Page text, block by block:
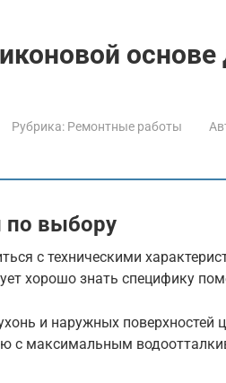
основе
Рубрика: Ремонтные работы
по выбору
с техническими
хорошо знать специфику
и наружных поверхностей
с максимальным